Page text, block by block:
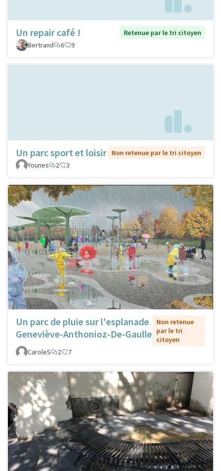
Un repair café !
Retenue par le tri citoyen
Bertrand
6 9
Un parc sport et loisir
Non retenue par le tri citoyen
Younes
2 3
Un parc de pluie sur l'esplanade
Geneviève-Anthonioz-De-Gaulle
Non retenue
par le tri
citoyen
CaroleS
2 7